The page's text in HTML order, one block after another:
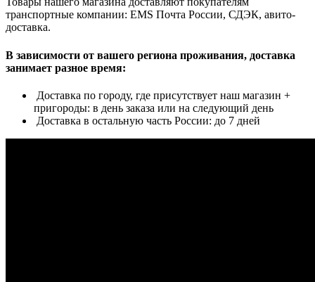
транспортные компании: EMS Почта России, СДЭК, авито-
доставка.
В зависимости от вашего региона проживания, доставка
занимает разное время:
Доставка по городу, где присутствует наш магазин +
пригороды: в день заказа или на следующий день
Доставка в остальную часть России: до 7 дней